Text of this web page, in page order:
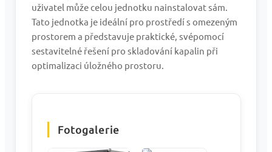
uživatel může celou jednotku nainstalovat sám.
Tato jednotka je ideální pro prostředí s omezeným
prostorem a představuje praktické, svépomocí
sestavitelné řešení pro skladování kapalin při
optimalizaci úložného prostoru.
Fotogalerie